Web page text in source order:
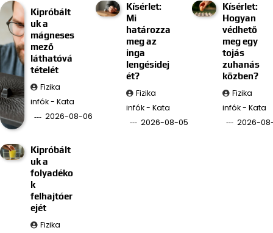
Kipróbált
uk a
mágneses
mező
láthatóvá
tételét
Fizika
infók - Kata
2026-08-06
Kísérlet:
Mi
határozza
meg az
inga
lengésidej
ét?
Fizika
infók - Kata
2026-08-05
Kísérlet:
Hogyan
védhető
meg egy
tojás
zuhanás
közben?
Fizika
infók - Kata
2026-
Kipróbált
uk a
folyadéko
k
felhajtóer
ejét
Fizika